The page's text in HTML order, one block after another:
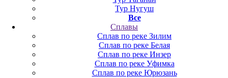
Тур Нугуш
Все
Сплавы
Сплав по реке Зилим
Сплав по реке Белая
Сплав по реке Инзер
Сплав по реке Уфимка
Сплав по реке Юрюзань